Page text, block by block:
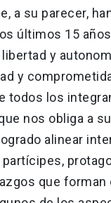
a su parecer,
últimos 15
y
y
todos los
nos obliga a
alinear
que